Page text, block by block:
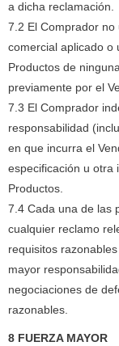
a dicha reclamación.
7.2 El Comprador
comercial aplicado o
Productos de
previamente por el
7.3 El Comprador
responsabilidad
en que incurra el
especificación u otra
Productos.
7.4 Cada una de las
cualquier reclamo
requisitos
mayor
negociaciones de
razonables.
8 FUERZA MAYOR